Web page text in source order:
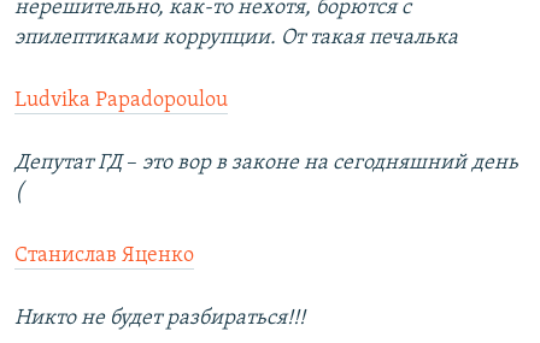
нерешительно, как-то нехотя, борются с
эпилептиками коррупции. От такая печалька
Ludvika Papadopoulou
Депутат ГД –​ это вор в законе на сегодняшний день
(
Станислав Яценко
Никто не будет разбираться!!!